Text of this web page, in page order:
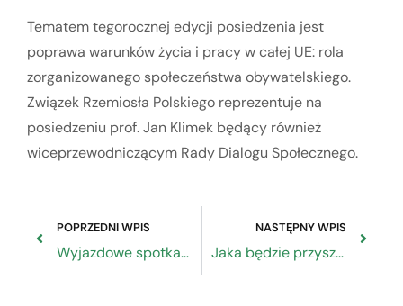
Tematem tegorocznej edycji posiedzenia jest
poprawa warunków życia i pracy w całej UE: rola
zorganizowanego społeczeństwa obywatelskiego.
Związek Rzemiosła Polskiego reprezentuje na
posiedzeniu prof. Jan Klimek będący również
wiceprzewodniczącym Rady Dialogu Społecznego.
POPRZEDNI WPIS
Wyjazdowe spotkanie Rady Naukowej
NASTĘPNY WPIS
Jaka będzie przyszłość Przedsiębiorców?